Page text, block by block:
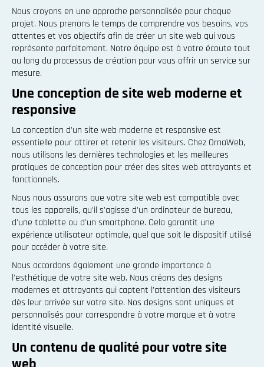
Nous croyons en une approche personnalisée pour chaque
projet. Nous prenons le temps de comprendre vos besoins, vos
attentes et vos objectifs afin de créer un site web qui vous
représente parfaitement. Notre équipe est à votre écoute tout
au long du processus de création pour vous offrir un service sur
mesure.
Une conception de site web moderne et
responsive
La conception d'un site web moderne et responsive est
essentielle pour attirer et retenir les visiteurs. Chez OrnaWeb,
nous utilisons les dernières technologies et les meilleures
pratiques de conception pour créer des sites web attrayants et
fonctionnels.
Nous nous assurons que votre site web est compatible avec
tous les appareils, qu'il s'agisse d'un ordinateur de bureau,
d'une tablette ou d'un smartphone. Cela garantit une
expérience utilisateur optimale, quel que soit le dispositif utilisé
pour accéder à votre site.
Nous accordons également une grande importance à
l'esthétique de votre site web. Nous créons des designs
modernes et attrayants qui captent l'attention des visiteurs
dès leur arrivée sur votre site. Nos designs sont uniques et
personnalisés pour correspondre à votre marque et à votre
identité visuelle.
Un contenu de qualité pour votre site